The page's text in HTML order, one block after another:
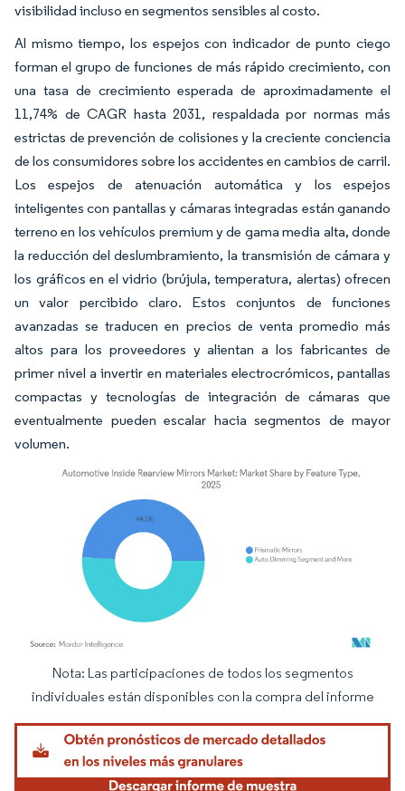
visibilidad incluso en segmentos sensibles al costo.
Al mismo tiempo, los espejos con indicador de punto ciego
forman el grupo de funciones de más rápido crecimiento, con
una tasa de crecimiento esperada de aproximadamente el
11,74% de CAGR hasta 2031, respaldada por normas más
estrictas de prevención de colisiones y la creciente conciencia
de los consumidores sobre los accidentes en cambios de carril.
Los espejos de atenuación automática y los espejos
inteligentes con pantallas y cámaras integradas están ganando
terreno en los vehículos premium y de gama media alta, donde
la reducción del deslumbramiento, la transmisión de cámara y
los gráficos en el vidrio (brújula, temperatura, alertas) ofrecen
un valor percibido claro. Estos conjuntos de funciones
avanzadas se traducen en precios de venta promedio más
altos para los proveedores y alientan a los fabricantes de
primer nivel a invertir en materiales electrocrómicos, pantallas
compactas y tecnologías de integración de cámaras que
eventualmente pueden escalar hacia segmentos de mayor
volumen.
Imagen © Mordor Intelligence. El uso requiere atribución según CC BY 4.0.
Nota: Las participaciones de todos los segmentos
individuales están disponibles con la compra del informe